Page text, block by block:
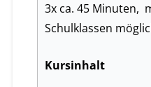
3x ca. 45 Minuten,
Schulklassen
Kursinhalt